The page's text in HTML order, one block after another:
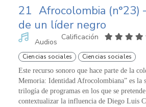
21 Afrocolombia (n°23)
de un líder negro
Audios
Calificación
Ciencias sociales Ciencias sociales
Este recurso sonoro que hace parte de la
Memoria: Identidad Afrocolombiana” es la
trilogía de programas en los que se
contextualizar la influencia de Diego Luis